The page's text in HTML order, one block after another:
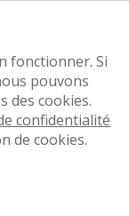
fonctionner. Si
pouvons
des cookies.
confidentialité
de cookies.